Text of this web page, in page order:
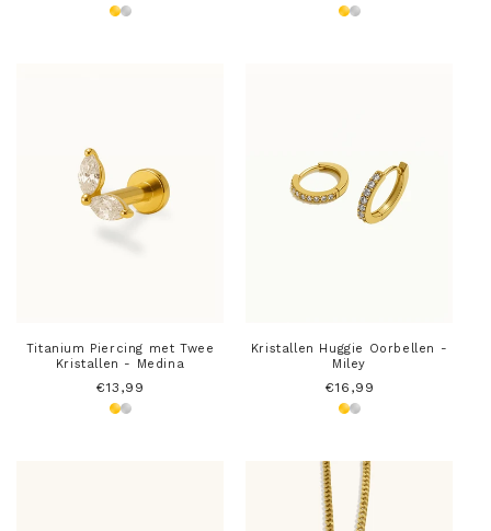
prijs
prijs
Titanium Piercing met Twee
Kristallen - Medina
Normale
prijs
€13,99
Kristallen Huggie Oorbellen -
Miley
Normale
prijs
€16,99